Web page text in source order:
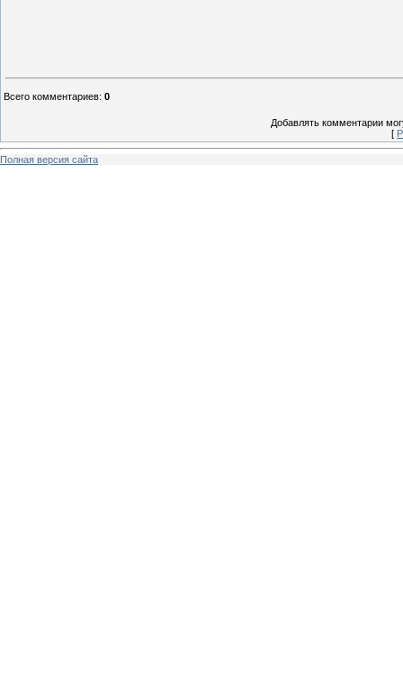
Всего комментариев: 0
Добавлять комментарии
[
Полная версия сайта